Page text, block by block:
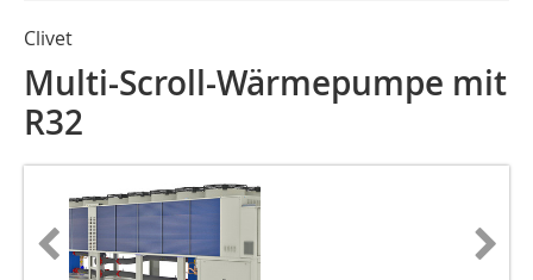
Clivet
Multi-Scroll-Wärmepumpe mit
R32